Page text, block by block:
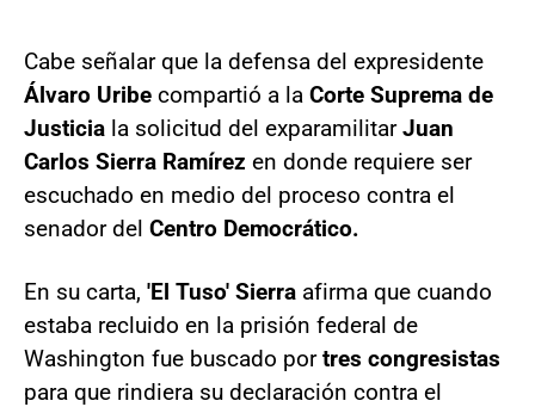
Cabe señalar que la defensa del expresidente
Álvaro Uribe compartió a la Corte Suprema de
Justicia la solicitud del exparamilitarJuan
Carlos Sierra Ramírez en donde requiere ser
escuchado en medio del proceso contra el
senador del Centro Democrático.
En su carta, 'El Tuso' Sierra afirma que cuando
estaba recluido en la prisión federal de
Washington fue buscado portres congresistas
para que rindiera su declaración contra el